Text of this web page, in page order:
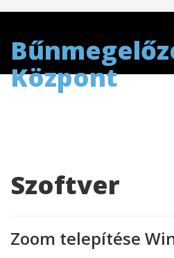
Központ
Szoftver
Zoom telepítése